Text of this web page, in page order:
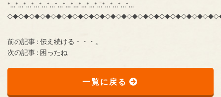
*…*…*…*…*…*…*…*…*…*…*…*…*…*…*…*…
前の記事 : 伝え続ける・・・。
次の記事 : 困ったね
一覧に戻る